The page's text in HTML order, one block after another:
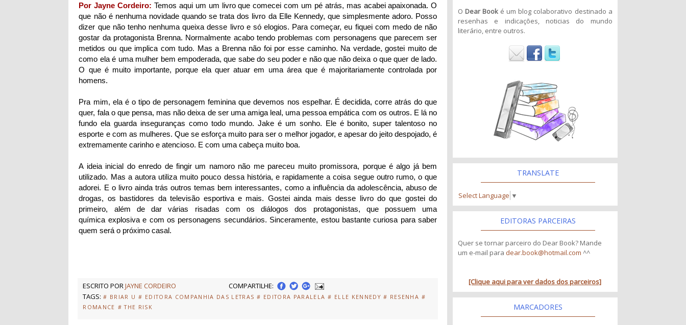
Por Jayne Cordeiro: Temos aqui um um livro que comecei com um pé atrás, mas acabei apaixonada. O
que não é nenhuma novidade quando se trata dos livro da Elle Kennedy, que simplesmente adoro. Posso
dizer que não tenho nenhuma queixa desse livro e só elogios. Para começar, eu fiquei com medo de não
gostar da protagonista Brenna. Normalmente acabo tendo problemas com personagens que parecem ser
metidos ou que implica com tudo. Mas a Brenna não foi por esse caminho. Na verdade, gostei muito de
como ela é uma mulher bem empoderada, que sabe do seu poder e não que não deixa o que quer de lado.
O que é muito importante, porque ela quer atuar em uma área que é majoritariamente controlada por
homens.
Pra mim, ela é o tipo de personagem feminina que devemos nos espelhar. É decidida, corre atrás do que
quer, fala o que pensa, mas não deixa de ser uma amiga leal, uma pessoa empática com os outros. E lá no
fundo ela guarda inseguranças como todo mundo. Jake é um sonho. Ele é bonito, super talentoso no
esporte e com as mulheres. Que se esforça muito para ser o melhor jogador, e apesar do jeito despojado, é
extremamente carinho e atencioso. E com uma cabeça muito boa.
A ideia inicial do enredo de fingir um namoro não me pareceu muito promissora, porque é algo já bem
utilizado. Mas a autora utiliza muito pouco dessa história, e rapidamente a coisa segue outro rumo, o que
adorei. E o livro ainda trás outros temas bem interessantes, como a influência da adolescência, abuso de
drogas, os bastidores da televisão esportiva e mais. Gostei ainda mais desse livro do que gostei do
primeiro, além de dar várias risadas com os diálogos dos protagonistas, que possuem uma
química explosiva e com os personagens secundários. Sinceramente, estou bastante curiosa para saber
quem será o próximo casal.
ESCRITO PORJAYNE CORDEIRO
COMPARTILHE:
TAGS: # BRIAR U # EDITORA COMPANHIA DAS LETRAS # EDITORA PARALELA # ELLE KENNEDY # RESENHA #
ROMANCE # THE RISK
O Dear Book é um blog colaborativo destinado a
resenhas e indicações, noticias do mundo
literário, entre outros.
TRANSLATE
Select Language ▼
EDITORAS PARCEIRAS
Quer se tornar parceiro do Dear Book? Mande
um e-mail para dear.book@hotmail.com ^^
[Clique aqui para ver dados dos parceiros]
MARCADORES